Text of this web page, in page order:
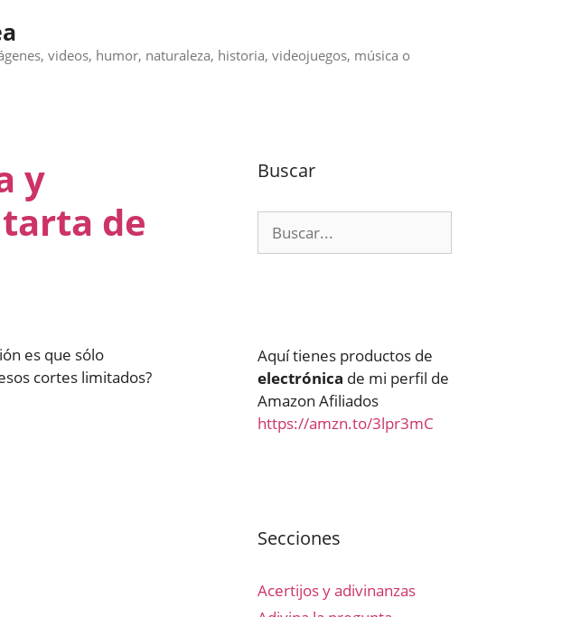
videos, humor, naturaleza, historia, videojuegos, música o
y
de
es que sólo
cortes limitados?
Buscar
Aquí tienes productos de
electrónica de mi perfil de
Amazon Afiliados
https://amzn.to/3lpr3mC
Secciones
Acertijos y adivinanzas